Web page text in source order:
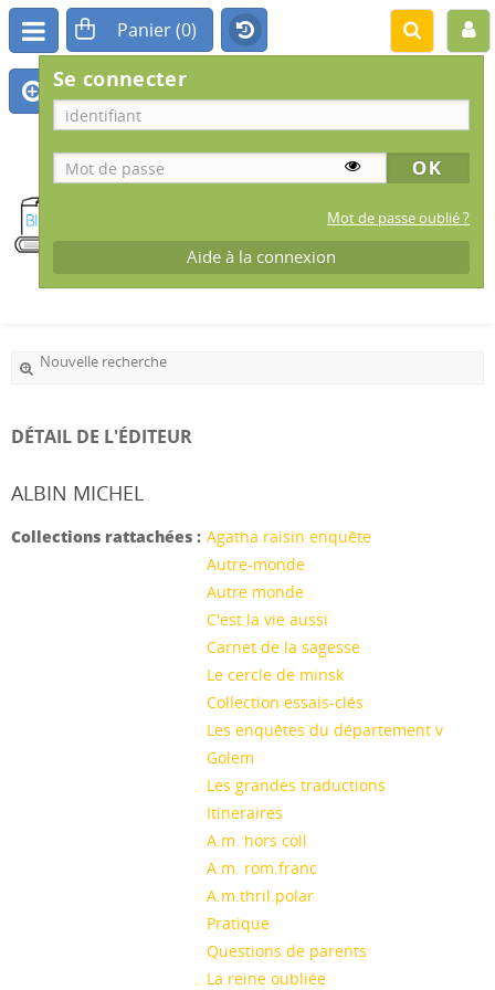
BIBLIOTHÈQUE
MUNICIPALE
IS-SUR-TILLE
Se connecter
Mot de passe oublié ?
Aide à la connexion
Nouvelle recherche
DÉTAIL DE L'ÉDITEUR
ALBIN MICHEL
Collections rattachées : Agatha raisin enquête
Autre-monde
Autre monde
C'est la vie aussi
Carnet de la sagesse
Le cercle de minsk
Collection essais-clés
Les enquêtes du département v
Golem
Les grandes traductions
Itineraires
A.m. hors coll
A.m. rom.franc
A.m.thril.polar
Pratique
Questions de parents
La reine oubliée